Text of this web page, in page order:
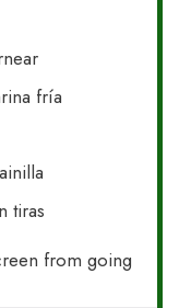
fría
tiras
from going